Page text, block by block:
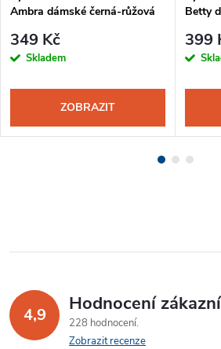
Ambra dámské černá-růžová
349 Kč
Skladem
ZOBRAZIT
Betty
399
4,9 Hodnocení
228 hodnocení
Zobrazit recenze